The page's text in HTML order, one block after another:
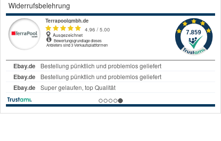
Widerrufsbelehrung